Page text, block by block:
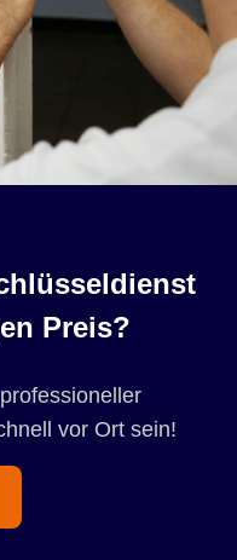
Preis?
vor Ort sein!